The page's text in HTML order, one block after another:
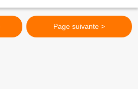
Page suivante >